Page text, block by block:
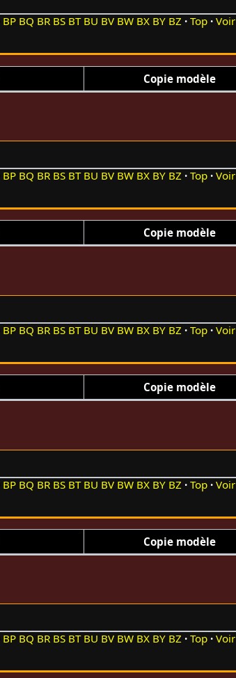
BP BQ BR BS BT BU BV BW BX BY BZ Top
Voir
Copie modèle
BP BQ BR BS BT BU BV BW BX BY BZ Top
Voir
Copie modèle
BP BQ BR BS BT BU BV BW BX BY BZ Top
Voir
Copie modèle
BP BQ BR BS BT BU BV BW BX BY BZ Top
Voir
Copie modèle
BP BQ BR BS BT BU BV BW BX BY BZ Top
Voir